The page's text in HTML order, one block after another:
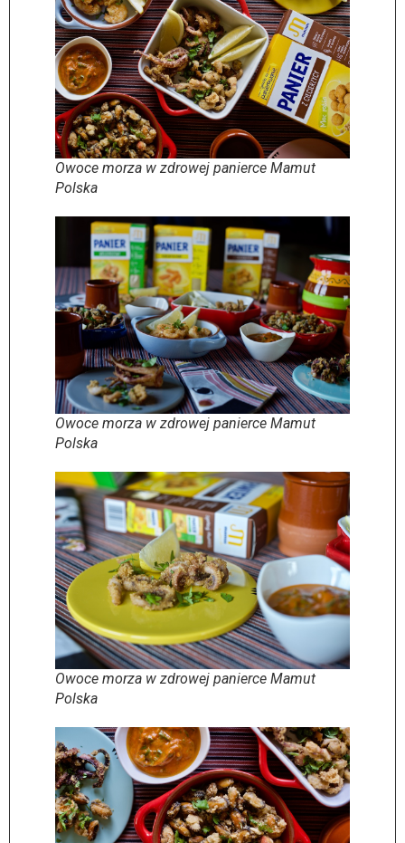
Owoce morza w zdrowej panierce Mamut
Polska
Owoce morza w zdrowej panierce Mamut
Polska
Owoce morza w zdrowej panierce Mamut
Polska